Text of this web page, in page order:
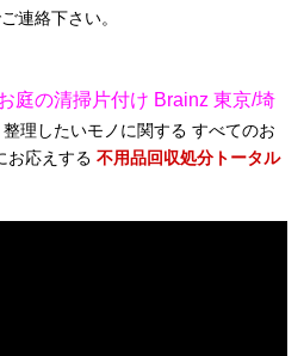
連絡下さい。
庭の清掃片付け Brainz 東京/埼
理したいモノに関する すべてのお
お応えする 不用品回収処分トータル